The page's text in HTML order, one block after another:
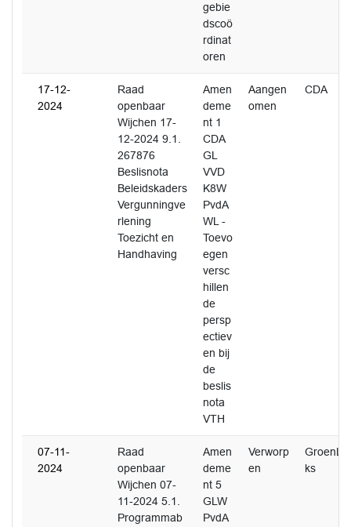
gebie
dscoö
rdinat
oren
17-12-
2024
Raad
openbaar
Wijchen 17-
12-2024 9.1.
267876
Beslisnota
Beleidskaders
Vergunningve
rlening
Toezicht en
Handhaving
Amen
deme
nt 1
CDA
GL
VVD
K8W
PvdA
WL -
Toevo
egen
versc
hillen
de
persp
ectiev
en bij
de
beslis
nota
VTH
Aangen
omen
CDA
07-11-
2024
Raad
openbaar
Wijchen 07-
11-2024 5.1.
Programmab
Amen
deme
nt 5
GLW
PvdA
Verworp
en
GroenLin
ks